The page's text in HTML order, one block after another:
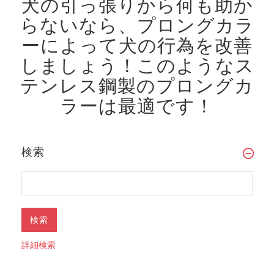
犬の引っ張りから何も助か
らないなら、プロングカラ
ーによって犬の行為を改善
しましょう！ このようなス
テンレス鋼製のプロングカ
ラーは最適です！
検索
詳細検索